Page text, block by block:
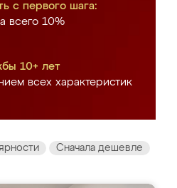
с первого шага:
всего 10%
10+ лет
всех характеристик
Сначала дешевле